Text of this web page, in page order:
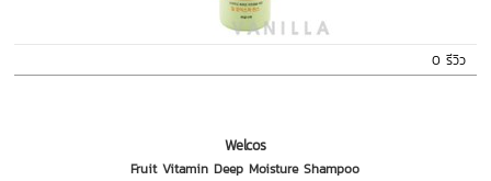
0 รีวิว
Welcos
Fruit Vitamin Deep Moisture Shampoo